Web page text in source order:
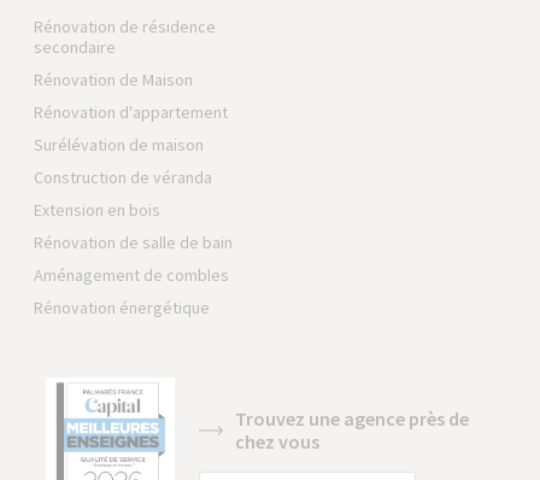
Rénovation de résidence
secondaire
Rénovation de Maison
Rénovation d'appartement
Surélévation de maison
Construction de véranda
Extension en bois
Rénovation de salle de bain
Aménagement de combles
Rénovation énergétique
Trouvez une agence près de
chez vous